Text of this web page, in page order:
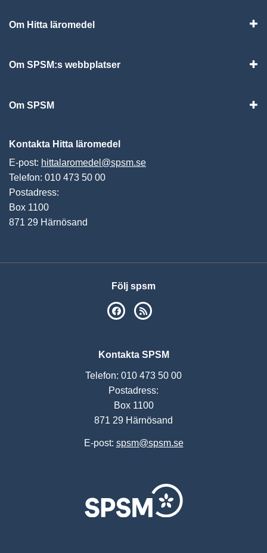
Om Hitta läromedel
Om SPSM:s webbplatser
Om SPSM
Kontakta Hitta läromedel
E-post: hittalaromedel@spsm.se
Telefon: 010 473 50 00
Postadress:
Box 1100
871 29 Härnösand
Följ spsm
SPSM på Facebook
Kontakta SPSM
Telefon: 010 473 50 00
Postadress:
Box 1100
871 29 Härnösand
E-post: spsm@spsm.se